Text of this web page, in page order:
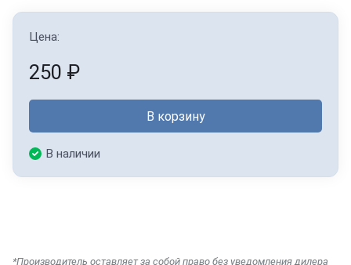
Цена:
250 ₽
В корзину
В наличии
*Производитель оставляет за собой право без уведомления дилера